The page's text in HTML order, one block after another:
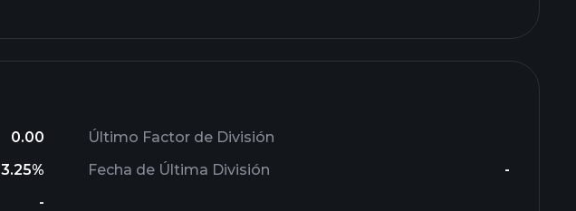
0.00
3.25%
-
Último Factor de División
Fecha de Última División
-